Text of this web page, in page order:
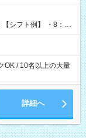
OK / 10名以上の大量
詳細へ